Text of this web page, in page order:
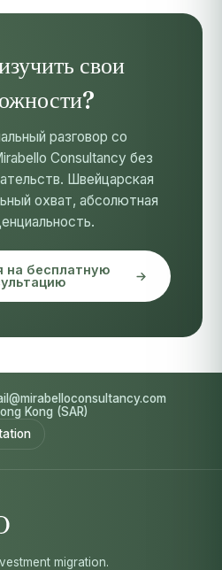
свои
разговор со
Consultancy без
Швейцарская
охват, абсолютная
на бесплатную
Kong (SAR)
migration.